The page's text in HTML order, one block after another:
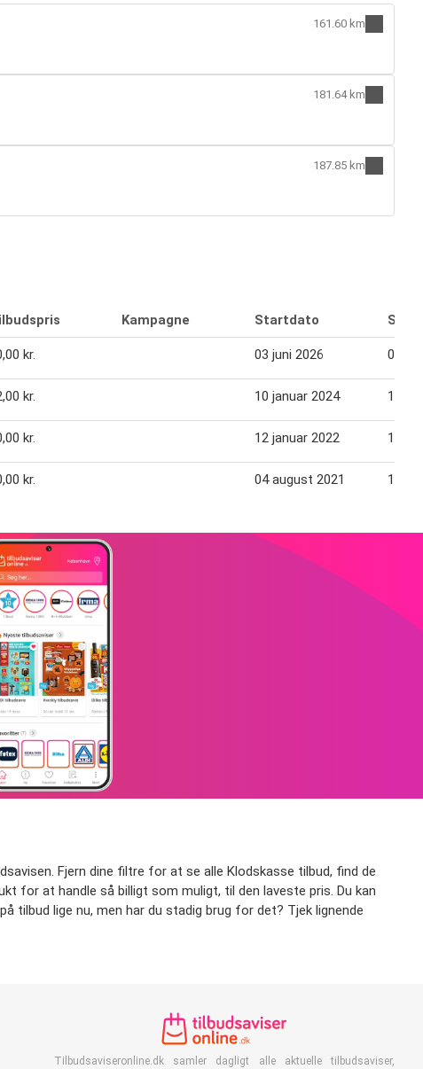
161.60 km
181.64 km
187.85 km
Kampagne Startdato
kr. 03 juni 2026 09
kr. 10 januar 2024 16
kr. 12 januar 2022 18
kr. 04 august 2021 10
Fjern dine filtre for at se alle Klodskasse tilbud, find de
for at handle så billigt som muligt, til den laveste pris. Du kan
tilbud lige nu, men har du stadig brug for det? Tjek lignende
Tilbudsaviseronline.dk samler dagligt alle aktuelle tilbudsaviser,